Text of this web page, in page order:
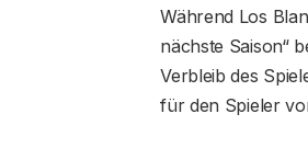
Während Los
nächste Saison“
Verbleib des
für den Spieler